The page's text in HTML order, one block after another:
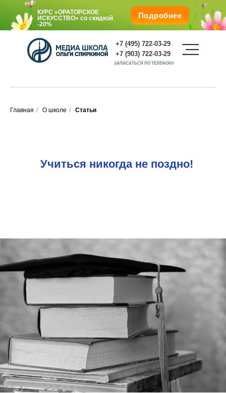
Подробнее
Подарите любимым обучение со
КУРС «ОРАТОРСКОЕ
ИСКУССТВО» со скидкой
-20%
Г. Москва, м. Октябрьская, Ленинский пр., 1/2, корп.
+7 (495) 722-03-29
+7 (903) 722-03-29
ЗАПИСАТЬСЯ ПО ТЕЛЕФОНУ
Главная / О школе / Статьи
Учиться никогда не поздно!